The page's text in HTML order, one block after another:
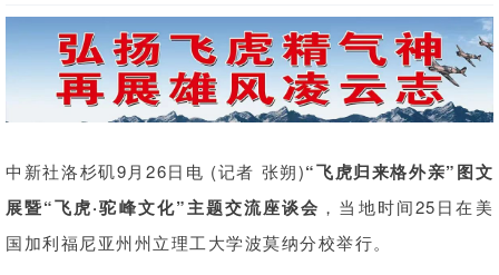
a
t
i
o
n
中新社洛杉矶9月26日电 (记者 张朔)“飞虎归来格外亲”图文
展暨“飞虎·驼峰文化”主题交流座谈会 ，当地时间25日在美
国加利福尼亚州州立理工大学波莫纳分校举行。